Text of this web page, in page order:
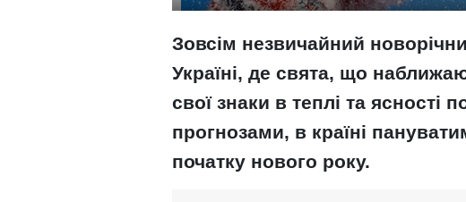
Зовсім незвичайний
Україні, де свята, що
свої знаки в теплі та ясності
прогнозами, в країні
початку нового року.